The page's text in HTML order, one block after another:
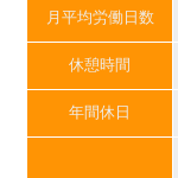
月平均労働日数
休憩時間
年間休日